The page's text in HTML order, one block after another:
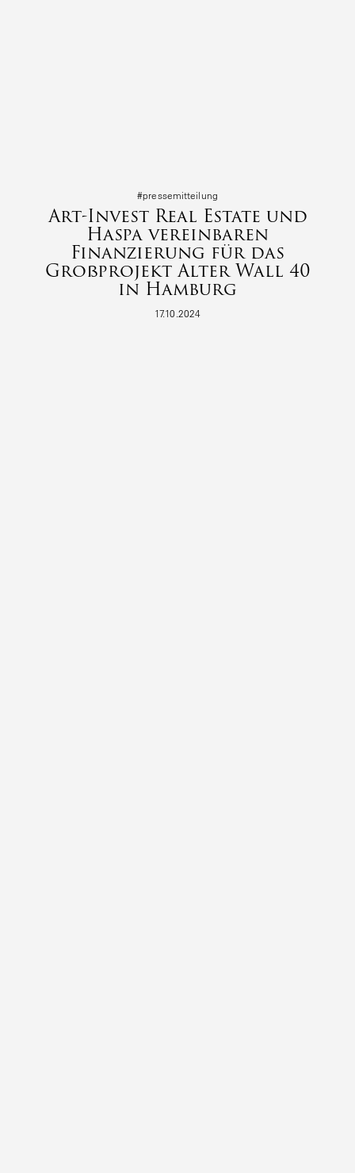
#presse­mit­teilung
Art-Invest Real Estate und
Haspa vereinbaren
Finanzierung für das
Großprojekt Alter Wall 40
in Hamburg
17.10.2024